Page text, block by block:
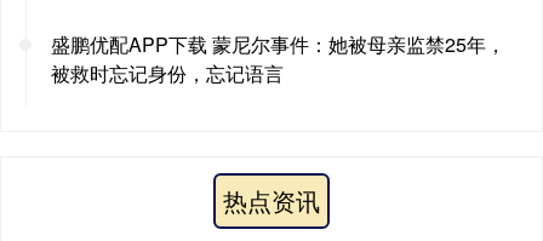
盛鹏优配APP下载 蒙尼尔事件：她被母亲监禁25年，
被救时忘记身份，忘记语言
热点资讯